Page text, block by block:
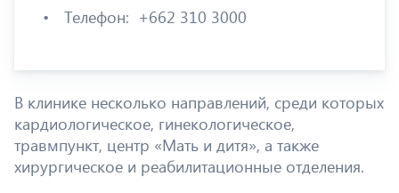
Телефон: +662 310 3000
В клинике несколько направлений, среди которых
кардиологическое, гинекологическое,
травмпункт, центр «Мать и дитя», а также
хирургическое и реабилитационные отделения.